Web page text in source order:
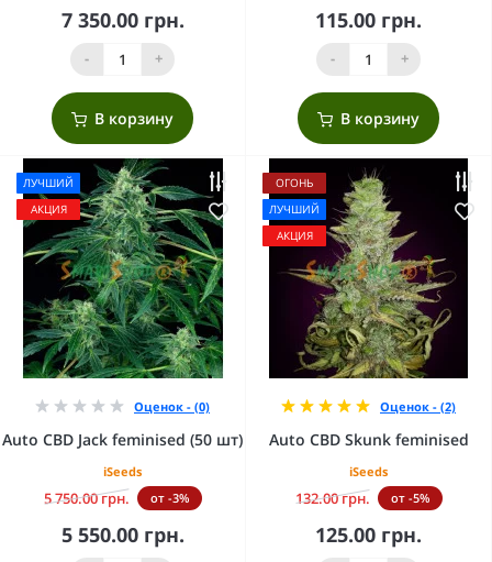
7 350.00 грн.
- +
В корзину
115.00 грн.
- +
В корзину
ЛУЧШИЙ
АКЦИЯ
Оценок - (0)
Auto CBD Jack feminised (50 шт)
iSeeds
5 750.00 грн. от -3%
5 550.00 грн.
ОГОНЬ
ЛУЧШИЙ
АКЦИЯ
Оценок - (2)
Auto CBD Skunk feminised
iSeeds
132.00 грн. от -5%
125.00 грн.